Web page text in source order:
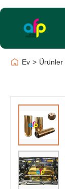
Ev > Ürünler